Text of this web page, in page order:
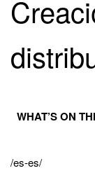
WHAT’S ON
/es-es/